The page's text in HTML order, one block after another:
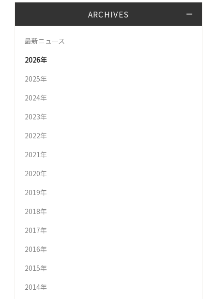
ARCHIVES
最新ニュース
2026年
2025年
2024年
2023年
2022年
2021年
2020年
2019年
2018年
2017年
2016年
2015年
2014年